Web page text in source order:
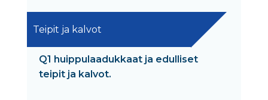
Teipit ja kalvot
Q1 huippulaadukkaat ja edulliset
teipit ja kalvot.